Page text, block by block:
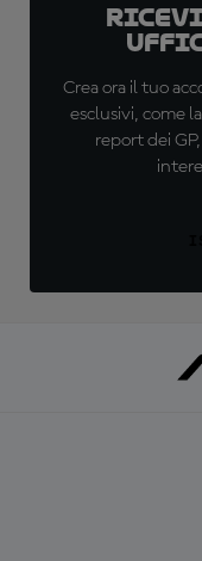
Crea ora il tuo
esclusivi, come
report dei